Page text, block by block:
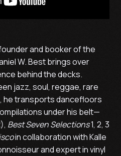
and booker of the
W. Best brings over
behind the decks.
jazz, soul, reggae, rare
he transports dancefloors
under his belt—
Best Seven Selections1, 2, 3
in collaboration with Kalle
and expert in vinyl